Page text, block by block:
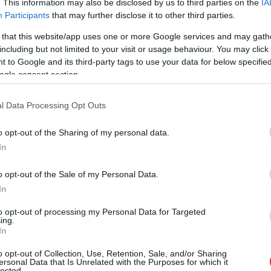
This information may also be disclosed by us to third parties on the
Participants that may further disclose it to other third parties.
that this website/app uses one or more Google services and may
but not limited to your visit or usage behaviour. You may
to Google and its third-party tags to use your data for below
consent section.
Data Processing Opt Outs
opt-out of the Sharing of my personal data.
opt-out of the Sale of my Personal Data.
opt-out of processing my Personal Data for Targeted
opt-out of Collection, Use, Retention, Sale, and/or Sharing
Data that Is Unrelated with the Purposes for which it
ar Zelenski; atklājas, par ko viņiem ir
kurām ir nosliece uz emocionālu kontroli
Lasīt citas ziņas